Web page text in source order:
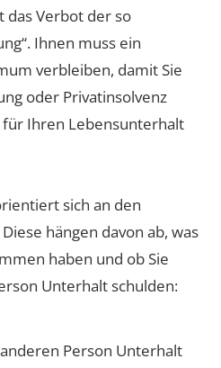
das Verbot der so
Ihnen muss ein
verbleiben, damit Sie
oder Privatinsolvenz
Ihren Lebensunterhalt
sich an den
hängen davon ab, was
haben und ob Sie
Unterhalt schulden:
Person Unterhalt